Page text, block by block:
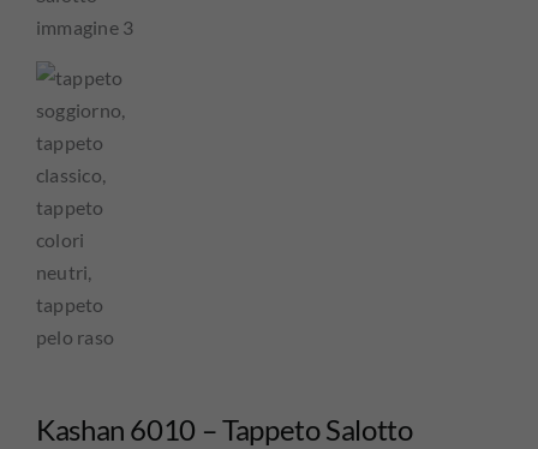
Kashan 6010 – Tappeto Salotto